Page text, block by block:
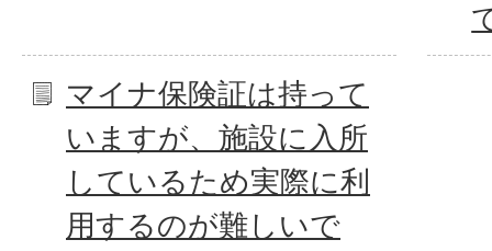
マイナ保険証は持って
いますが、施設に入所
しているため実際に利
用するのが難しいで